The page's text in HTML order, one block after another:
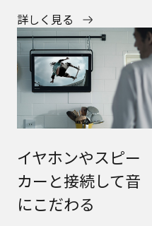
詳しく見る
イヤホンやスピー
カーと接続して音
にこだわる